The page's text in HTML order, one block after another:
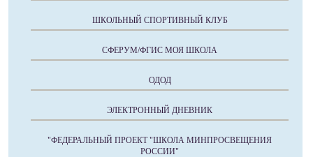
ШКОЛЬНЫЙ СПОРТИВНЫЙ КЛУБ
СФЕРУМ/ФГИС МОЯ ШКОЛА
ОДОД
ЭЛЕКТРОННЫЙ ДНЕВНИК
"ФЕДЕРАЛЬНЫЙ ПРОЕКТ "ШКОЛА МИНПРОСВЕЩЕНИЯ
РОССИИ"